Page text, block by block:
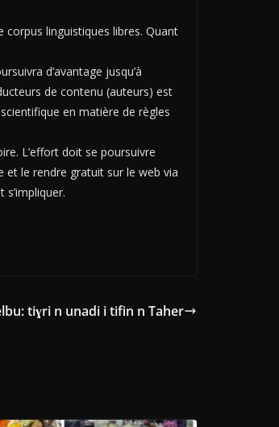
linguistiques libres. Quant
d’avantage jusqu’à
de contenu (auteurs) est
en matière de règles
L’effort doit se poursuivre
et le rendre gratuit sur le web via
tiɣri n unadi i tifin n Taher